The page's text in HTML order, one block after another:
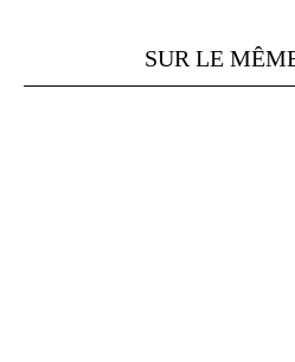
SUR LE